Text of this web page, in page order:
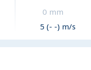
0 mm
5 (- -) m/s